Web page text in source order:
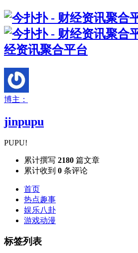
经资讯聚合平台
博主：
jinpupu
PUPU!
累计撰写 2180 篇文章
累计收到 0 条评论
首页
热点趣事
娱乐八卦
游戏动漫
标签列表